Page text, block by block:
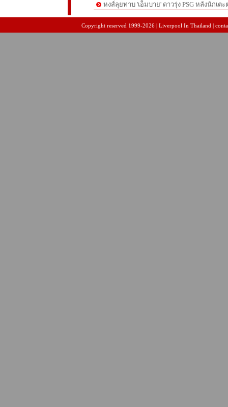
หงส์ลุยทาบ 'เอ็มบาย' ดาวรุ่ง PSG หลังนักเต
Copyright reserved 1999-2026 | Liverpool In Thailand |